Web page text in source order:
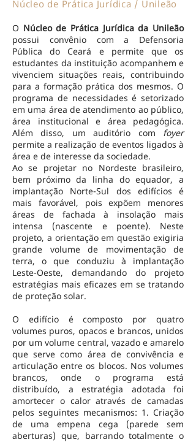
Núcleo de Prática Jurídica / Unileão
O Núcleo de Prática Jurídica da Unileão
possui convênio com a Defensoria
Pública do Ceará e permite que os
estudantes da instituição acompanhem e
vivenciem situações reais, contribuindo
para a formação prática dos mesmos. O
programa de necessidades é setorizado
em uma área de atendimento ao público,
área institucional e área pedagógica.
Além disso, um auditório com foyer
permite a realização de eventos ligados à
área e de interesse da sociedade.
Ao se projetar no Nordeste brasileiro,
bem próximo da linha do equador, a
implantação Norte-Sul dos edifícios é
mais favorável, pois expõem menores
áreas de fachada à insolação mais
intensa (nascente e poente). Neste
projeto, a orientação em questão exigiria
grande volume de movimentação de
terra, o que conduziu à implantação
Leste-Oeste, demandando do projeto
estratégias mais eficazes em se tratando
de proteção solar.
O edifício é composto por quatro
volumes puros, opacos e brancos, unidos
por um volume central, vazado e amarelo
que serve como área de convivência e
articulação entre os blocos. Nos volumes
brancos, onde o programa está
distribuído, a estratégia adotada foi
amortecer o calor através de camadas
pelos seguintes mecanismos: 1. Criação
de uma empena cega (parede sem
aberturas) que, barrando totalmente o